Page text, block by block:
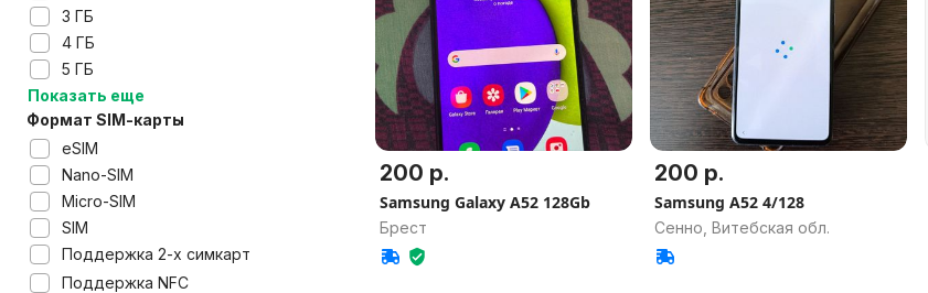
3 ГБ
4 ГБ
5 ГБ
Показать еще
Формат SIM-карты
eSIM
Nano-SIM
Micro-SIM
SIM
Поддержка 2-х симкарт
Поддержка NFC
200 р.
Samsung Galaxy A52 128Gb
Брест
200 р.
Samsung A52 4/128
Сенно, Витебская обл.